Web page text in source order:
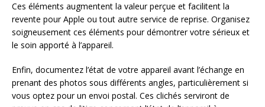
Ces éléments augmentent la valeur perçue et facilitent la
revente pour Apple ou tout autre service de reprise. Organisez
soigneusement ces éléments pour démontrer votre sérieux et
le soin apporté à l’appareil.
Enfin, documentez l’état de votre appareil avant l’échange en
prenant des photos sous différents angles, particulièrement si
vous optez pour un envoi postal. Ces clichés serviront de